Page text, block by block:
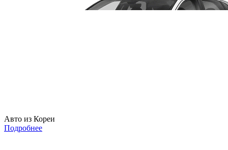
Авто из Кореи
Подробнее